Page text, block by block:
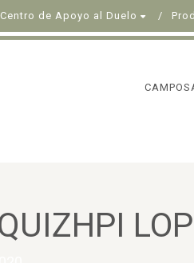
Centro de Apoyo al Duelo